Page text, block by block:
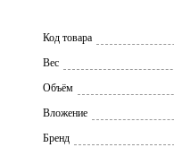
Код товара
Вес
Объём
Вложение
Брeнд